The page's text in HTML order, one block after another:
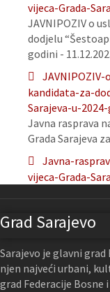
vijeca-Grada-
JAVNIPOZIV o
dodjelu
godini -
kandidata-za-
Sarajeva-u-
Javna rasprava
Grada Sarajeva
Javna-
vijeca-Grada-
Grad Sarajevo
Sarajevo je glavni
njen najveći urbani,
grad Federacije Bosne